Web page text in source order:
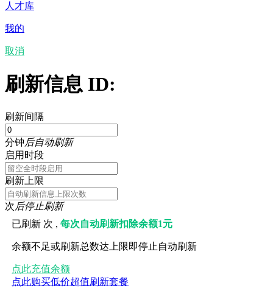
人才库
我的
取消
刷新信息 ID:
刷新间隔
分钟后自动刷新
启用时段
刷新上限
次后停止刷新
已刷新 次 ,每次自动刷新扣除余额1元
余额不足或刷新总数达上限即停止自动刷新
点此充值余额
点此购买低价超值刷新套餐